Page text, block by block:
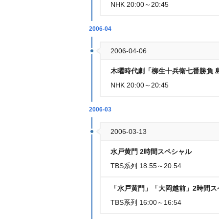
NHK 20:00～20:45
2006-04
2006-04-06
木曜時代劇「柳生十兵衛七番勝負
NHK 20:00～20:45
2006-03
2006-03-13
水戸黄門 2時間スペシャル
TBS系列 18:55～20:54
「水戸黄門」「大岡越前」2時間
TBS系列 16:00～16:54